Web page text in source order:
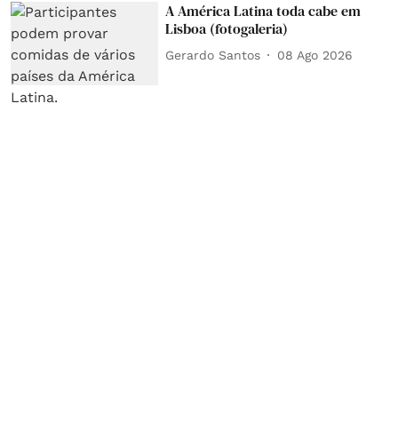
A América Latina toda cabe em
Lisboa (fotogaleria)
Gerardo Santos 08 Ago 2026